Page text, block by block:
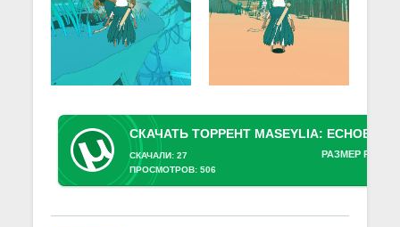
РАЗМЕР
СКАЧАЛИ: 27
ПРОСМОТРОВ: 506